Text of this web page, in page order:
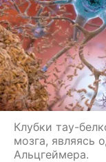
Клубки тау-
мозга, являясь
Альцгеймера.